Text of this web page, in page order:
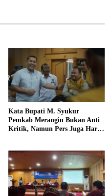
Kata Bupati M. Syukur
Pemkab Merangin Bukan Anti
Kritik, Namun Pers Juga Harus